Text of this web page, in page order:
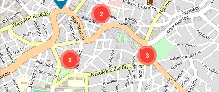
2 3
2